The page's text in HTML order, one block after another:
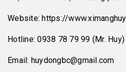
Website:https://
Hotline:0938 78 79 99 (Mr. Huy)
Email: huydongbc@gmail.com